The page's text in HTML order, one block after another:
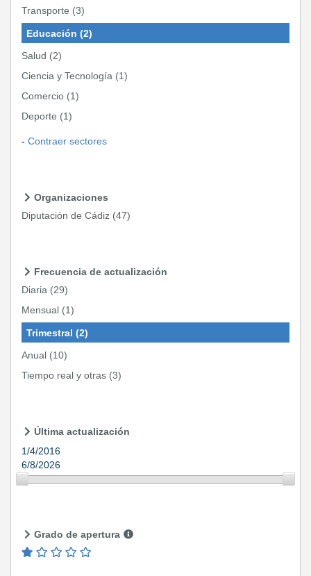
Transporte (3)
Educación (2)
Salud (2)
Ciencia y Tecnología (1)
Comercio (1)
Deporte (1)
Contraer sectores
Organizaciones
Diputación de Cádiz (47)
Frecuencia de actualización
Diaria (29)
Mensual (1)
Trimestral (2)
Anual (10)
Tiempo real y otras (3)
Última actualización
1/4/2016
6/8/2026
Grado de apertura